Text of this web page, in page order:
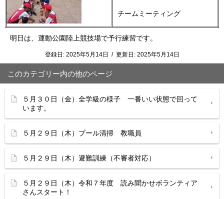
チームミーティング
明日は、運動公園陸上競技場で予行練習です。
登録日: 2025年5月14日 / 更新日: 2025年5月14日
このカテゴリー内の他のページ
５月３０日（金）全学級の様子 一番いい状態で回って
います。
５月２９日（木）プール清掃 教職員
５月２９日（木）避難訓練（不審者対応）
５月２９日（木）令和７年度 読み聞かせボランティア
さんスタート！